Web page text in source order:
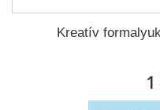
Kreatív